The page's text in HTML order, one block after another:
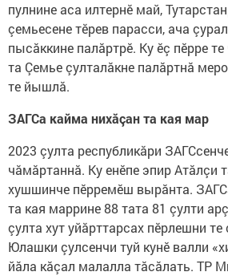
пулнине аса илтернӗ май,
çемьесене тӗрев парасси, ача
пысăккине палăртрӗ. Ку ӗç пӗрре
та Çемье çулталăкне палăртнă
те йышлă.
ЗАГСа кайма нихăçан та кая мар
2023 çулта республикăри
чăмăртаннă. Ку енӗпе эпир Атăлçи
хушшинче пӗрремӗш вырăнта.
та кая маррине 88 тата 81 çулти
çулта хут уйăрттарсах пӗрлешни те
Юлашки çулсенчи туй кунӗ валли
йăла кăçал малалла тăсăлать. ТР